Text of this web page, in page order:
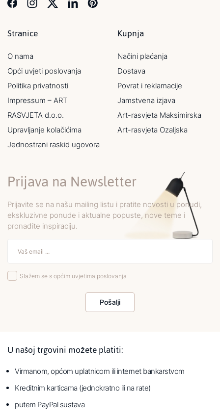
Stranice
O nama
Opći uvjeti poslovanja
Politika privatnosti
Impressum – ART
RASVJETA d.o.o.
Upravljanje kolačićima
Jednostrani raskid ugovora
Kupnja
Načini plaćanja
Dostava
Povrat i reklamacije
Jamstvena izjava
Art-rasvjeta Maksimirska
Art-rasvjeta Ozaljska
Prijava na Newsletter
Prijavite se na našu mailing listu i pratite novosti u ponudi,
ekskluzivne ponude i aktualne popuste, nove teme i
pronađite inspiraciju.
Slažem se s općim uvjetima poslovanja
Pošalji
U našoj trgovini možete platiti:
Virmanom, općom uplatnicom ili internet bankarstvom
Kreditnim karticama (jednokratno ili na rate)
putem PayPal sustava